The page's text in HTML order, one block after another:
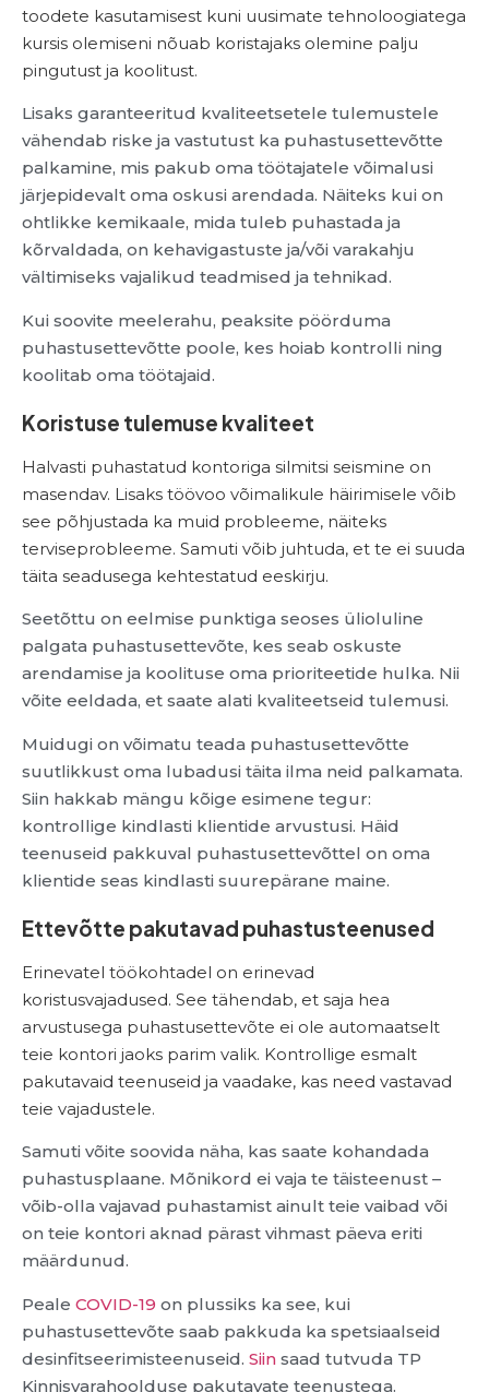
toodete kasutamisest kuni uusimate tehnoloogiatega
kursis olemiseni nõuab koristajaks olemine palju
pingutust ja koolitust.
Lisaks garanteeritud kvaliteetsetele tulemustele
vähendab riske ja vastutust ka puhastusettevõtte
palkamine, mis pakub oma töötajatele võimalusi
järjepidevalt oma oskusi arendada. Näiteks kui on
ohtlikke kemikaale, mida tuleb puhastada ja
kõrvaldada, on kehavigastuste ja/või varakahju
vältimiseks vajalikud teadmised ja tehnikad.
Kui soovite meelerahu, peaksite pöörduma
puhastusettevõtte poole, kes hoiab kontrolli ning
koolitab oma töötajaid.
Koristuse tulemuse kvaliteet
Halvasti puhastatud kontoriga silmitsi seismine on
masendav. Lisaks töövoo võimalikule häirimisele võib
see põhjustada ka muid probleeme, näiteks
terviseprobleeme. Samuti võib juhtuda, et te ei suuda
täita seadusega kehtestatud eeskirju.
Seetõttu on eelmise punktiga seoses ülioluline
palgata puhastusettevõte, kes seab oskuste
arendamise ja koolituse oma prioriteetide hulka. Nii
võite eeldada, et saate alati kvaliteetseid tulemusi.
Muidugi on võimatu teada puhastusettevõtte
suutlikkust oma lubadusi täita ilma neid palkamata.
Siin hakkab mängu kõige esimene tegur:
kontrollige kindlasti klientide arvustusi. Häid
teenuseid pakkuval puhastusettevõttel on oma
klientide seas kindlasti suurepärane maine.
Ettevõtte pakutavad puhastusteenused
Erinevatel töökohtadel on erinevad
koristusvajadused. See tähendab, et saja hea
arvustusega puhastusettevõte ei ole automaatselt
teie kontori jaoks parim valik. Kontrollige esmalt
pakutavaid teenuseid ja vaadake, kas need vastavad
teie vajadustele.
Samuti võite soovida näha, kas saate kohandada
puhastusplaane. Mõnikord ei vaja te täisteenust –
võib-olla vajavad puhastamist ainult teie vaibad või
on teie kontori aknad pärast vihmast päeva eriti
määrdunud.
Peale COVID-19 on plussiks ka see, kui
puhastusettevõte saab pakkuda ka spetsiaalseid
desinfitseerimisteenuseid. Siin saad tutvuda TP
Kinnisvarahoolduse pakutavate teenustega.